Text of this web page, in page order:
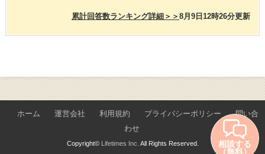
8月9日12時26分更新
累計回答数ランキング詳細＞＞
ホーム 運営会社 利用規約 プライバシーポリシー
問い合
わせ
Copyright© Lifetimes Inc. All Rights Reserved. 相談する
（無料）